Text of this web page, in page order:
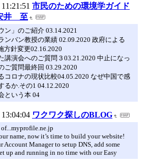
市民のための環境学ガイド
井 至
ン」のご紹介 03.14.2021
ンバン教授の業績 02.09.2020 政府による
方針変更02.16.2020
講演会へのご質問３03.21.2020 中止になっ
ご質問最終回 03.29.2020
コロナの現状比較04.05.2020 なぜ中国で感
るか.その1 04.12.2020
という本 04
ワクワク探しのBLOG
of...myprofile.ne.jp
name, now it’s time to build your website!
Account Manager to setup DNS, add some
up and running in no time with our Easy